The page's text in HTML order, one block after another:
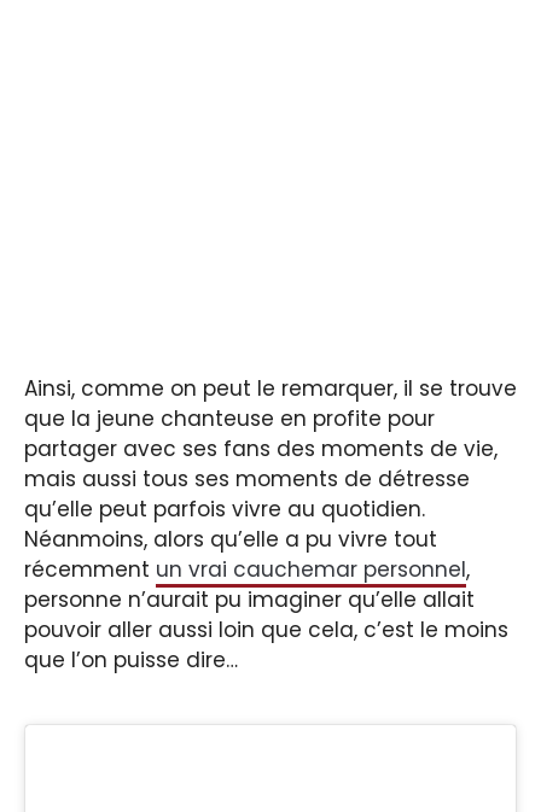
Ainsi, comme on peut le remarquer, il se trouve
que la jeune chanteuse en profite pour
partager avec ses fans des moments de vie,
mais aussi tous ses moments de détresse
qu’elle peut parfois vivre au quotidien.
Néanmoins, alors qu’elle a pu vivre tout
récemment un vrai cauchemar personnel,
personne n’aurait pu imaginer qu’elle allait
pouvoir aller aussi loin que cela, c’est le moins
que l’on puisse dire…